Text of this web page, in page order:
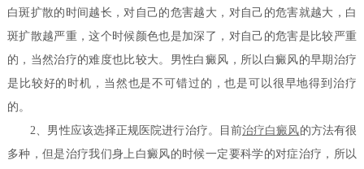
白斑扩散的时间越长，对自己的危害越大，对自己的危害就越大，白
斑扩散越严重，这个时候颜色也是加深了，对自己的危害是比较严重
的，当然治疗的难度也比较大。男性白癜风，所以白癜风的早期治疗
是比较好的时机，当然也是不可错过的，也是可以很早地得到治疗
的。
2、男性应该选择正规医院进行治疗。目前治疗白癜风的方法有很
多种，但是治疗我们身上白癜风的时候一定要科学的对症治疗，所以